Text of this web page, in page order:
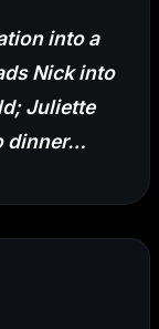
into a
Nick into
Juliette
dinner…